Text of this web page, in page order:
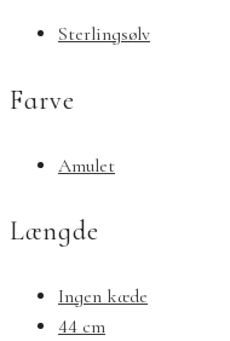
Sterlingsølv
Farve
Amulet
Længde
Ingen kæde
44 cm